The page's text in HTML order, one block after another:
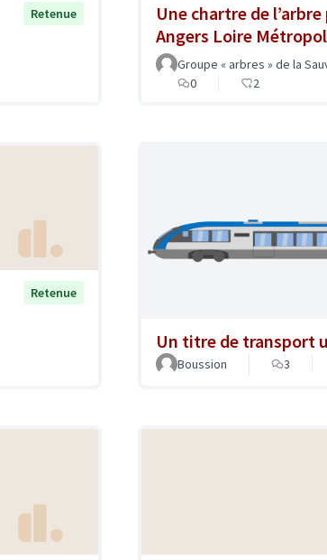
Retenue
Une chartre de
Angers Loire
Groupe « arbres » de la
0
2
Retenue
Un titre de transport
Boussion
3